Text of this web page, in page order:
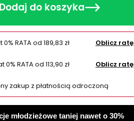
Dodaj do koszyka
0% RATA od 189,83 zł Oblicz ratę
0% RATA od 113,90 zł Oblicz ratę
zakup z płatnością odroczoną
młodzieżowe taniej nawet o 30%